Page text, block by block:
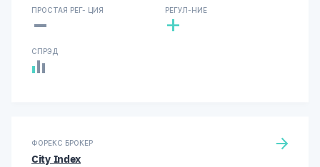
ПРОСТАЯ РЕГ- ЦИЯ
- РЕГУЛ-НИЕ
+
СПРЭД
ФОРЕКС БРОКЕР
City Index